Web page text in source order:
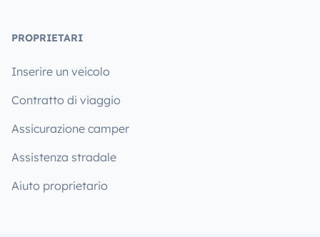
PROPRIETARI
Inserire un veicolo
Contratto di viaggio
Assicurazione camper
Assistenza stradale
Aiuto proprietario